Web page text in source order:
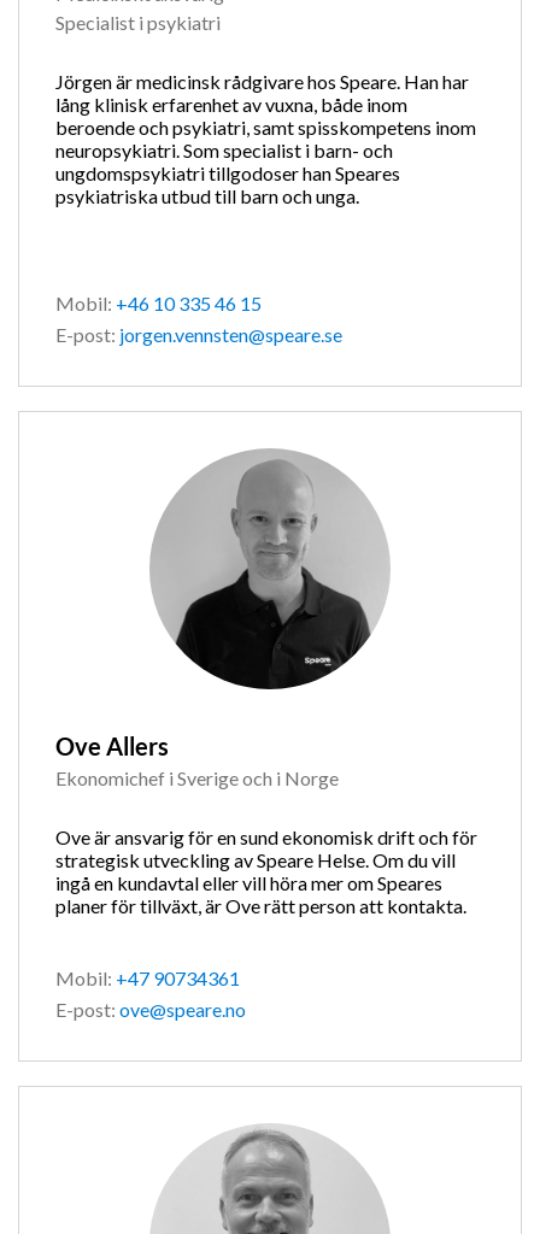
Specialist i psykiatri
Jörgen är medicinsk rådgivare hos Speare. Han har
lång klinisk erfarenhet av vuxna, både inom
beroende och psykiatri, samt spisskompetens inom
neuropsykiatri. Som specialist i barn- och
ungdomspsykiatri tillgodoser han Speares
psykiatriska utbud till barn och unga.
Mobil: +46 10 335 46 15
E-post: jorgen.vennsten@speare.se
Ove Allers
Ekonomichef i Sverige och i Norge
Ove är ansvarig för en sund ekonomisk drift och för
strategisk utveckling av Speare Helse. Om du vill
ingå en kundavtal eller vill höra mer om Speares
planer för tillväxt, är Ove rätt person att kontakta.
Mobil: +47 90734361
E-post: ove@speare.no